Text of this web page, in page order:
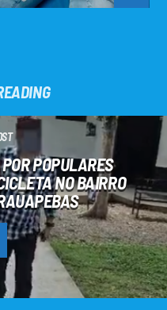
POPULARES
NO BAIRRO